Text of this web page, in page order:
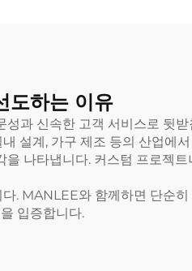
도하는 이유
과 신속한 고객 서비스로 뒷
설계, 가구 제조 등의 산업에
나타냅니다. 커스텀 프로젝
. MANLEE와 함께하면 단순
입증합니다.